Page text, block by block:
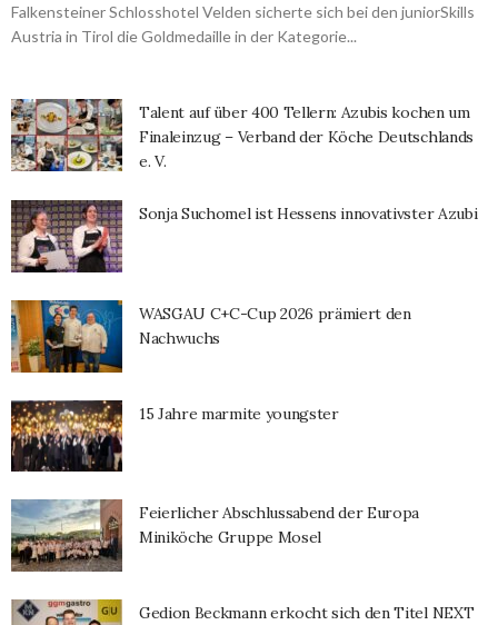
Falkensteiner Schlosshotel Velden sicherte sich bei den juniorSkills
Austria in Tirol die Goldmedaille in der Kategorie...
Talent auf über 400 Tellern: Azubis kochen um
Finaleinzug – Verband der Köche Deutschlands
e. V.
Sonja Suchomel ist Hessens innovativster Azubi
WASGAU C+C-Cup 2026 prämiert den
Nachwuchs
15 Jahre marmite youngster
Feierlicher Abschlussabend der Europa
Miniköche Gruppe Mosel
Gedion Beckmann erkocht sich den Titel NEXT